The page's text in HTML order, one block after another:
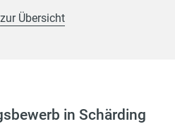
zur Übersicht
in Schärding